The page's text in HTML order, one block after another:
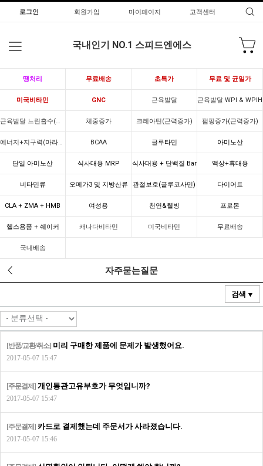
로그인 회원가입 마이페이지 고객센터
국내인기 NO.1 스피드엔에스
땡처리 무료배송 초특가 무료 및 균일가
미국비타민 GNC 근육발달 근육발달 WPI & WPIH
근육발달 느린흡수(카제인) 체중증가 크레아틴(근력증가) 펌핑증가(근력증가)
에너지+지구력(마라톤) BCAA 글루타민 아미노산
단일 아미노산 식사대용 MRP 식사대용 + 단백질 Bar 액상+휴대용
비타민류 오메가3 및 지방산류 관절보호(글루코사민) 다이어트
CLA + ZMA + HMB 여성용 천연&웰빙 프로몬
헬스용품 + 쉐이커 캐나다비타민 미국비타민 무료배송
국내배송
자주묻는질문
검색 ▼
[반품/교환/취소] 미리 구매한 제품에 문제가 발생했어요.
2017-05-07 15:47
[주문결제] 개인통관고유부호가 무엇입니까?
2017-05-07 15:47
[주문결제] 카드로 결제했는데 주문서가 사라졌습니다.
2017-05-07 15:46